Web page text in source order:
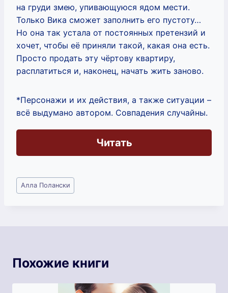
на груди змею, упивающуюся ядом мести.
Только Вика сможет заполнить его пустоту…
Но она так устала от постоянных претензий и
хочет, чтобы её приняли такой, какая она есть.
Просто продать эту чёртову квартиру,
расплатиться и, наконец, начать жить заново.
*Персонажи и их действия, а также ситуации –
всё выдумано автором. Совпадения случайны.
Читать
Метки
записи:
Алла Полански
Похожие книги